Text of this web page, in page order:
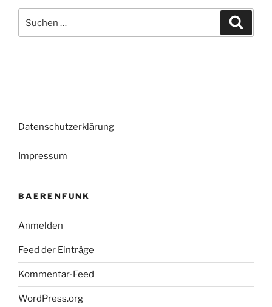
nach:
Datenschutzerklärung
Impressum
BAERENFUNK
Anmelden
Feed der Einträge
Kommentar-Feed
WordPress.org